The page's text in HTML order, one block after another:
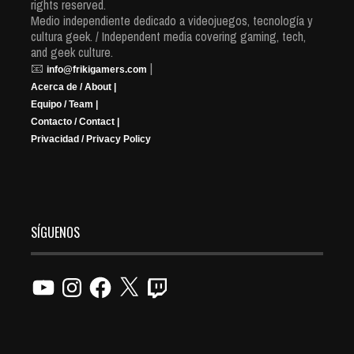
rights reserved.
Medio independiente dedicado a videojuegos, tecnología y
cultura geek. / Independent media covering gaming, tech,
and geek culture.
📧 info@frikigamers.com |
Acerca de / About |
Equipo / Team |
Contacto / Contact |
Privacidad / Privacy Policy
SÍGUENOS
YouTubeInstagramFacebook
X Twitch